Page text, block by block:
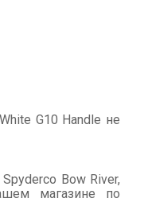
G10 Handle не
Bow River,
магазине по